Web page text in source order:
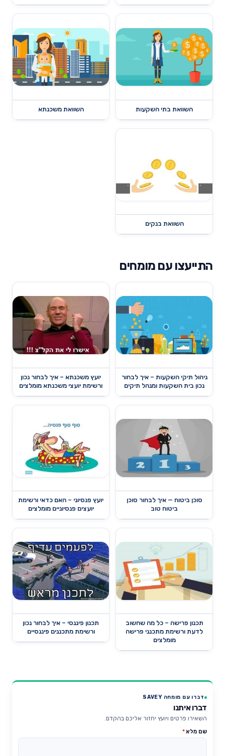
השוואת בתי השקעות השוואת משכנתא
השוואת בנקים
התייעצו עם מומחים
ניהול תיקי השקעות – איך לבחור
נכון בית השקעות ומנהל תיקים
יועץ משכנתא – איך לבחור נכון
ורשימת יועצי משכנתא מומלצים
סוכן ביטוח — איך לבחור סוכן
ביטוח טוב
יועץ פנסיוני – האם כדאי ורשימת
יועצים פנסיוניים מומלצים
תכנון פרישה – כל מה שחשוב
לדעת ורשימת מתכנני פרישה
מומלצים
תכנון פיננסי – איך לבחור נכון
ורשימת מתכננים פיננסיים
דברו עם מומחה SAVEY
דברו איתנו
השאירו פרטים ויועץ יחזור אליכם בהקדם.
שם מלא*